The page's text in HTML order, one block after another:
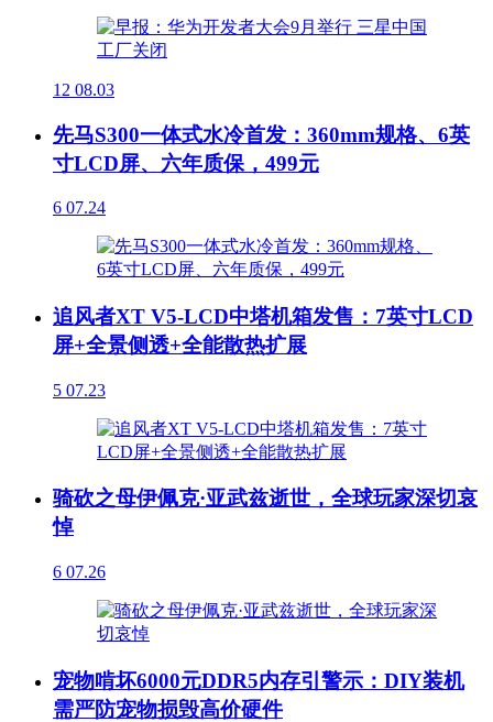
12 08.03
先马S300一体式水冷首发：360mm规格、6英
寸LCD屏、六年质保，499元
6 07.24
追风者XT V5-LCD中塔机箱发售：7英寸LCD
屏+全景侧透+全能散热扩展
5 07.23
骑砍之母伊佩克·亚武兹逝世，全球玩家深切哀
悼
6 07.26
宠物啃坏6000元DDR5内存引警示：DIY装机
需严防宠物损毁高价硬件